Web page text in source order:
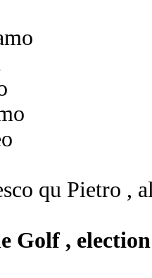
qu Pietro ,
Golf ,